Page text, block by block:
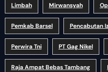
Limbah Mirwansyah
Pemkab Barsel Pencabutan
Perwira Tni PT Gag Nikel
Raja Ampat Bebas Tambang